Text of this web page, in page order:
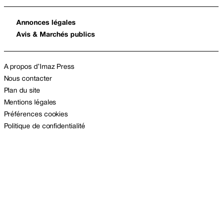
Annonces légales
Avis & Marchés publics
A propos d’Imaz Press
Nous contacter
Plan du site
Mentions légales
Préférences cookies
Politique de confidentialité